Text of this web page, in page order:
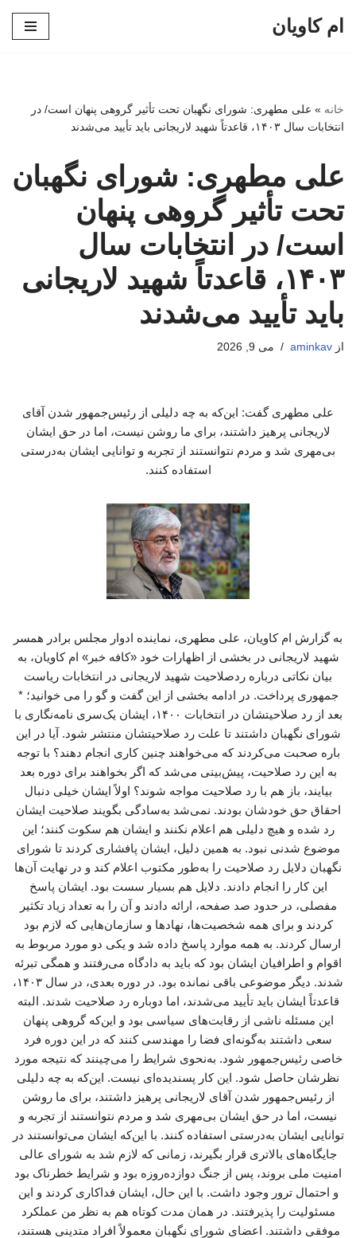
ام کاویان
خانه » علی مطهری: شورای نگهبان تحت تأثیر گروهی پنهان است/ در
انتخابات سال ۱۴۰۳، قاعدتاً شهید لاریجانی باید تأیید می‌شدند
علی مطهری: شورای نگهبان
تحت تأثیر گروهی پنهان
است/ در انتخابات سال
۱۴۰۳، قاعدتاً شهید لاریجانی
باید تأیید می‌شدند
از aminkav می 9, 2026
علی مطهری گفت: این‌که به چه دلیلی از رئیس‌جمهور شدن آقای
لاریجانی پرهیز داشتند، برای ما روشن نیست، اما در حق ایشان
بی‌مهری شد و مردم نتوانستند از تجربه و توانایی ایشان به‌درستی
استفاده کنند.
به گزارش ام کاویان، علی مطهری، نماینده ادوار مجلس برادر همسر
شهید لاریجانی در بخشی از اظهارات خود «کافه خبر» ام کاویان، به
بیان نکاتی درباره ردصلاحیت شهید لاریجانی در انتخابات ریاست
جمهوری پرداخت. در ادامه بخشی از این گفت و گو را می خوانید؛ *
بعد از رد صلاحیتشان در انتخابات ۱۴۰۰، ایشان یک‌سری نامه‌نگاری با
شورای نگهبان داشتند تا علت رد صلاحیتشان منتشر شود. آیا در این
باره صحبت می‌کردند که می‌خواهند چنین کاری انجام دهند؟ با توجه
به این رد صلاحیت، پیش‌بینی می‌شد که اگر بخواهند برای دوره بعد
بیایند، باز هم با رد صلاحیت مواجه شوند؟ اولاً ایشان خیلی دنبال
احقاق حق خودشان بودند. نمی‌شد به‌سادگی بگویند صلاحیت ایشان
رد شده و هیچ دلیلی هم اعلام نکنند و ایشان هم سکوت کنند؛ این
موضوع شدنی نبود. به همین دلیل، ایشان پافشاری کردند تا شورای
نگهبان دلایل رد صلاحیت را به‌طور مکتوب اعلام کند و در نهایت آن‌ها
این کار را انجام دادند. دلایل هم بسیار سست بود. ایشان پاسخ
مفصلی، در حدود صد صفحه، ارائه دادند و آن را به تعداد زیاد تکثیر
کردند و برای همه شخصیت‌ها، نهادها و سازمان‌هایی که لازم بود
ارسال کردند. به همه موارد پاسخ داده شد و یکی دو مورد مربوط به
اقوام و اطرافیان ایشان بود که باید به دادگاه می‌رفتند و همگی تبرئه
شدند. دیگر موضوعی باقی نمانده بود. در دوره بعدی، در سال ۱۴۰۳،
قاعدتاً ایشان باید تأیید می‌شدند، اما دوباره رد صلاحیت شدند. البته
این مسئله ناشی از رقابت‌های سیاسی بود و این‌که گروهی پنهان
سعی داشتند به‌گونه‌ای فضا را مهندسی کنند که در این دوره فرد
خاصی رئیس‌جمهور شود. به‌نحوی شرایط را می‌چینند که نتیجه مورد
نظرشان حاصل شود. این کار پسندیده‌ای نیست. این‌که به چه دلیلی
از رئیس‌جمهور شدن آقای لاریجانی پرهیز داشتند، برای ما روشن
نیست، اما در حق ایشان بی‌مهری شد و مردم نتوانستند از تجربه و
توانایی ایشان به‌درستی استفاده کنند. با این‌که ایشان می‌توانستند در
جایگاه‌های بالاتری قرار بگیرند، زمانی که لازم شد به شورای عالی
امنیت ملی بروند، پس از جنگ دوازده‌روزه بود و شرایط خطرناک بود
و احتمال ترور وجود داشت. با این حال، ایشان فداکاری کردند و این
مسئولیت را پذیرفتند. در همان مدت کوتاه هم به نظر من عملکرد
موفقی داشتند. اعضای شورای نگهبان معمولاً افراد متدینی هستند،